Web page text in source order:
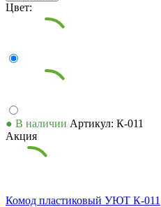
Цвет:
● В наличии Артикул: К-011
Акция
Комод пластиковый УЮТ К-011